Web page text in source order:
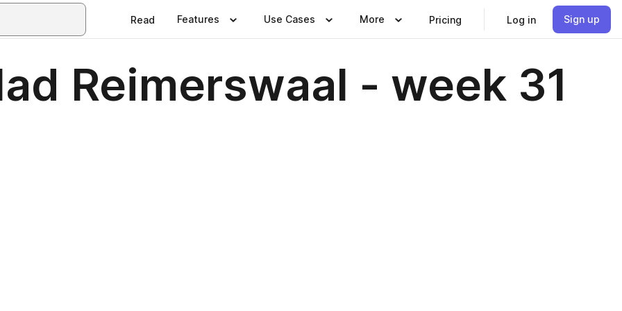
Read Features Use Cases More Pricing Log in Sign up
Reimerswaal - week 31